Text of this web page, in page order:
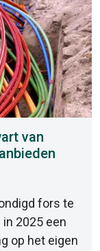
van
fors te
2025 een
op het eigen